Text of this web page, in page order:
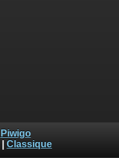
Piwigo
Classique